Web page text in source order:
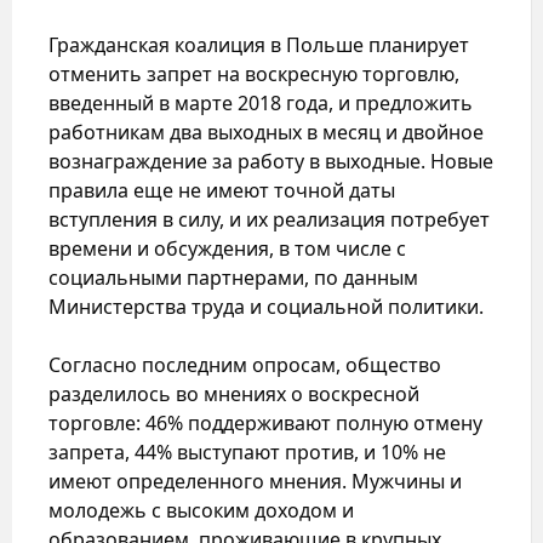
Гражданская коалиция в Польше планирует
отменить запрет на воскресную торговлю,
введенный в марте 2018 года, и предложить
работникам два выходных в месяц и двойное
вознаграждение за работу в выходные. Новые
правила еще не имеют точной даты
вступления в силу, и их реализация потребует
времени и обсуждения, в том числе с
социальными партнерами, по данным
Министерства труда и социальной политики.
Согласно последним опросам, общество
разделилось во мнениях о воскресной
торговле: 46% поддерживают полную отмену
запрета, 44% выступают против, и 10% не
имеют определенного мнения. Мужчины и
молодежь с высоким доходом и